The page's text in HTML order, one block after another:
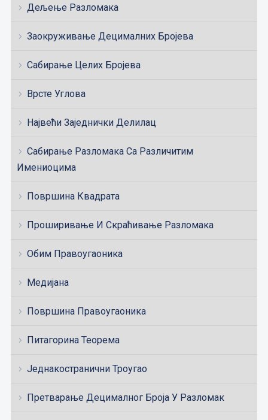
Дељење Разломака
Заокруживање Децималних Бројева
Сабирање Целих Бројева
Врсте Углова
Највећи Заједнички Делилац
Сабирање Разломака Са Различитим
Имениоцима
Површина Квадрата
Проширивање И Скраћивање Разломака
Обим Правоугаоника
Медијана
Површина Правоугаоника
Питагорина Теорема
Једнакостранични Троугао
Претварање Децималног Броја У Разломак